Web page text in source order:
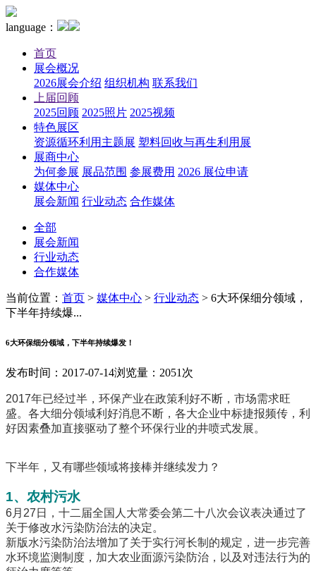
language：
首页
展会概况
2026展会介绍 组织机构 联系我们
上届回顾
2025回顾 2025照片 2025视频
特色展区
资源循环利用主题展 塑料回收与再生利用展
展商中心
为何参展 展品范围 参展费用 2026 展位申请
媒体中心
展会新闻 行业动态 合作媒体
全部
展会新闻
行业动态
合作媒体
当前位置： 首页 > 媒体中心 > 行业动态 > 6大环保细分领域，
下半年持续爆...
6大环保细分领域，下半年持续爆发！
发布时间：2017-07-14浏览量：2051次
2017年已经过半，环保产业在政策利好不断，市场需求旺
盛。各大细分领域利好消息不断，各大企业中标捷报频传，利
好因素叠加直接驱动了整个环保行业的井喷式发展。
下半年，又有哪些领域将接棒并继续发力？
1、农村污水
6月27日，十二届全国人大常委会第二十八次会议表决通过了
关于修改水污染防治法的决定。
新版水污染防治法增加了关于实行河长制的规定，进一步完善
水环境监测制度，加大农业面源污染防治，以及对违法行为的